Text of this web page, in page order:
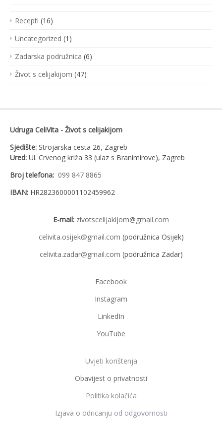
Recepti (16)
Uncategorized (1)
Zadarska podružnica (6)
Život s celijakijom (47)
Udruga CeliVita - Život s celijakijom
Sjedište: Strojarska cesta 26, Zagreb
Ured: Ul. Crvenog križa 33 (ulaz s Branimirove), Zagreb
Broj telefona: 099 847 8865
IBAN: HR2823600001102459962
E-mail: zivotscelijakijom@gmail.com
celivita.osijek@gmail.com (podružnica Osijek)
celivita.zadar@gmail.com (podružnica Zadar)
Facebook
Instagram
LinkedIn
YouTube
Uvjeti korištenja
Obavijest o privatnosti
Politika kolačića
Izjava o odricanju od odgovornosti